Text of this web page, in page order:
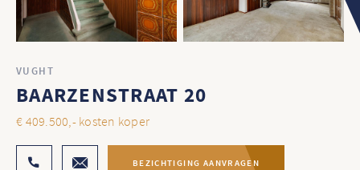
VUGHT
BAARZENSTRAAT 20
€ 409.500,- kosten koper
BEZICHTIGING AANVRAGEN